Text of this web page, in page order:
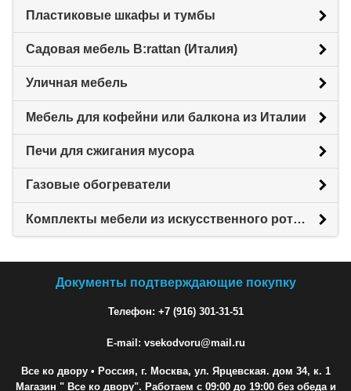
Пластиковые шкафы и тумбы
Садовая мебель B:rattan (Италия)
Уличная мебель
Мебель для кофейни или балкона из Италии
Печи для сжигания мусора
Газовые обогреватели
Комплекты мебели из искусственного ротанга
Документы подтверждающие покупку
Телефон: +7 (916) 301-31-51
E-mail: vsekodvoru@mail.ru
Все ко двору• Россия, г. Москва, ул. Ярцевская. дом 34, к. 1
Магазин " Все ко двору". Работаем с 09:00 до 19:00 без обеда и